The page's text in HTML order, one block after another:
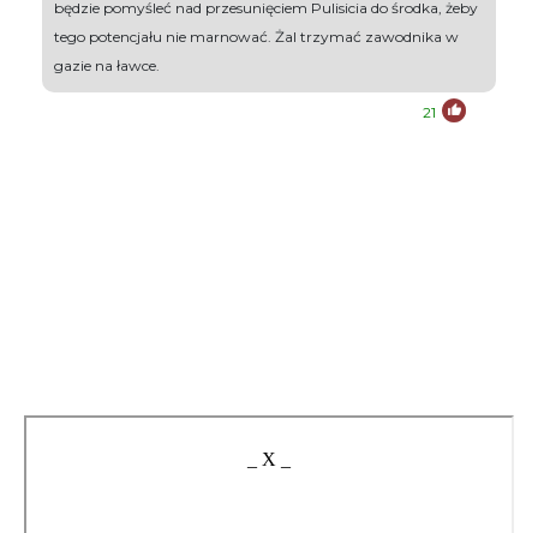
będzie pomyśleć nad przesunięciem Pulisicia do środka, żeby
tego potencjału nie marnować. Żal trzymać zawodnika w
gazie na ławce.
21